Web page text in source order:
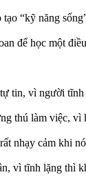
“kỹ năng
để học một
tin, vì người tĩnh
thú làm việc, vì
nhạy cảm khi
vì tĩnh lặng thì